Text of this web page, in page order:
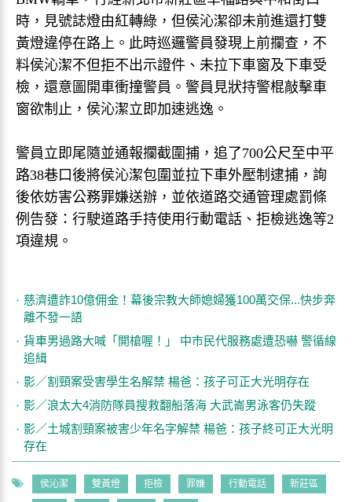
時，見號誌燈由紅轉綠，但侯沁潔卻未前進還打雙
黃燈違停在路上。此時巡邏警員發現上前攔查，不
料侯沁潔不但拒不出示證件、未拉下車窗及下車受
檢，還意圖開車衝撞警員。警員見狀持警棍敲擊車
窗欲制止，侯沁潔立即加速逃逸。
警員立即尾隨並通報攔截圍捕，追了700公尺至中平
路38巷口後將侯沁潔包圍並拉下車外壓制逮捕，詢
後依妨害公務罪嫌送辦，並依道路交通管理處罰條
例告發：行駛道路手持使用行動電話、拒檢逃逸等2
項違規。
慈濟遭詐10億佣金！幕後宗教大師媳婦獲100萬交保...快步奔
離不發一語
貨車男過路大喊「開槍喔！」 中市民代服務處遭恐嚇 警循線
追緝
影／割頸案受害學生名解禁 楊爸：孩子可正大光明存在
影／浪太大4消防隊員搜救翻船落海 大武崙男泳客仍失蹤
影／土城割頸案被害少年名字解禁 楊爸：孩子終可正大光明
存在
侯沁潔 雙黃燈 拒檢 罪嫌 行動電話 新莊區